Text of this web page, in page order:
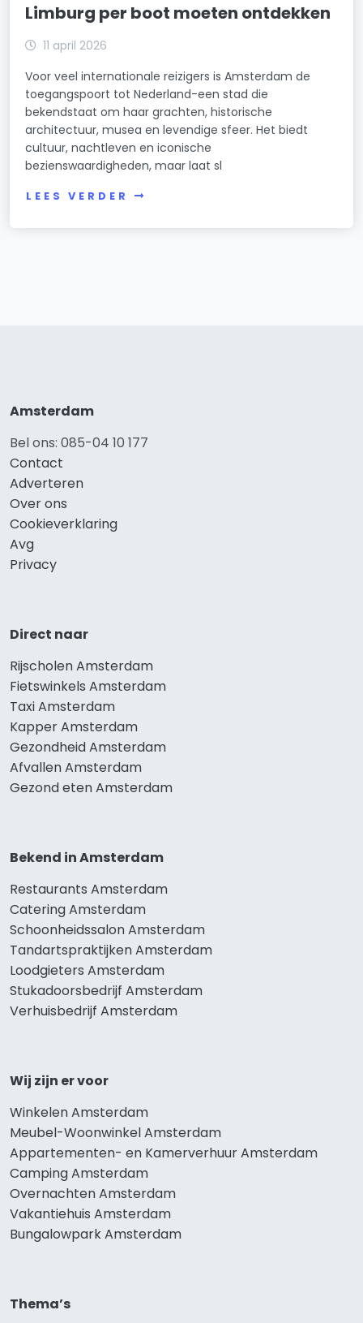
Limburg per boot moeten ontdekken
11 april 2026
Voor veel internationale reizigers is Amsterdam de
toegangspoort tot Nederland-een stad die
bekendstaat om haar grachten, historische
architectuur, musea en levendige sfeer. Het biedt
cultuur, nachtleven en iconische
bezienswaardigheden, maar laat sl
LEES VERDER
Amsterdam
Bel ons: 085-04 10 177
Contact
Adverteren
Over ons
Cookieverklaring
Avg
Privacy
Direct naar
Rijscholen Amsterdam
Fietswinkels Amsterdam
Taxi Amsterdam
Kapper Amsterdam
Gezondheid Amsterdam
Afvallen Amsterdam
Gezond eten Amsterdam
Bekend in Amsterdam
Restaurants Amsterdam
Catering Amsterdam
Schoonheidssalon Amsterdam
Tandartspraktijken Amsterdam
Loodgieters Amsterdam
Stukadoorsbedrijf Amsterdam
Verhuisbedrijf Amsterdam
Wij zijn er voor
Winkelen Amsterdam
Meubel-Woonwinkel Amsterdam
Appartementen- en Kamerverhuur Amsterdam
Camping Amsterdam
Overnachten Amsterdam
Vakantiehuis Amsterdam
Bungalowpark Amsterdam
Thema’s